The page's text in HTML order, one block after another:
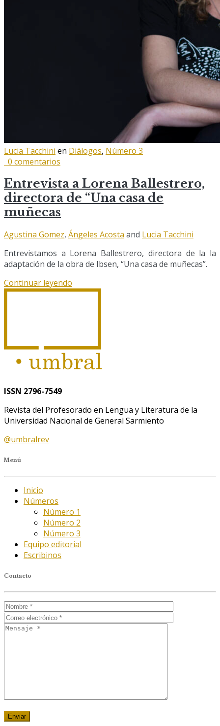
Lucia Tacchini en Diálogos, Número 3
0 comentarios
Entrevista a Lorena Ballestrero,
directora de “Una casa de
muñecas
Agustina Gomez, Ángeles Acosta and Lucia Tacchini
Entrevistamos a Lorena Ballestrero, directora de la la
adaptación de la obra de Ibsen, “Una casa de muñecas”.
Continuar leyendo
ISSN 2796-7549
Revista del Profesorado en Lengua y Literatura de la
Universidad Nacional de General Sarmiento
@umbralrev
Menú
Inicio
Números
Número 1
Número 2
Número 3
Equipo editorial
Escribinos
Contacto